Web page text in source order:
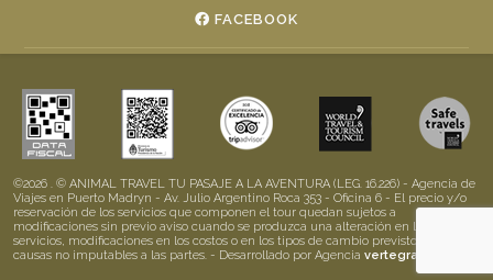
FACEBOOK
©2026 . © ANIMAL TRAVEL TU PASAJE A LA AVENTURA (LEG. 16.226) - Agencia de
Viajes en Puerto Madryn - Av. Julio Argentino Roca 353 - Oficina 6 - El precio y/o
reservación de los servicios que componen el tour quedan sujetos a
modificaciones sin previo aviso cuando se produzca una alteración en los
servicios, modificaciones en los costos o en los tipos de cambio previstos, por
causas no imputables a las partes. - Desarrollado por Agencia vertegrande